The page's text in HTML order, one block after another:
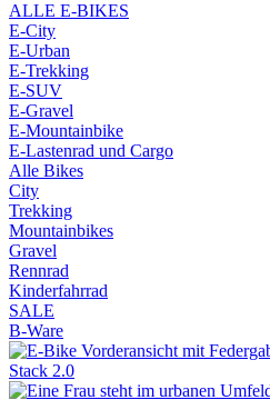
ALLE E-BIKES
E-City
E-Urban
E-Trekking
E-SUV
E-Gravel
E-Mountainbike
E-Lastenrad und Cargo
Alle Bikes
City
Trekking
Mountainbikes
Gravel
Rennrad
Kinderfahrrad
SALE
B-Ware
Stack 2.0